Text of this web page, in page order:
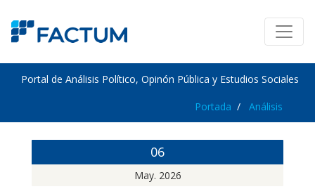
Portal de Análisis Político, Opinón Pública y Estudios Sociales
Portada Análisis
06
May. 2026